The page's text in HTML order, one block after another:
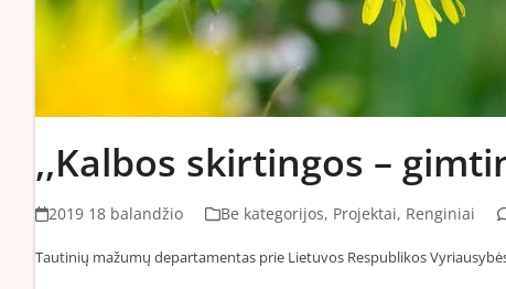
,,Kalbos skirtingos –
2019 18 balandžio Be kategorijos, Projektai, Renginiai
Tautinių mažumų departamentas prie Lietuvos Respublikos